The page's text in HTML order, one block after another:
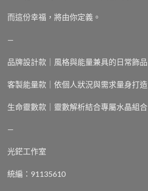
而這份幸福，將由你定義。
—
品牌設計款｜風格與能量兼具的日常飾品
客製能量款｜依個人狀況與需求量身打造
生命靈數款｜靈數解析結合專屬水晶組合
—
光鋩工作室
統編：91135610